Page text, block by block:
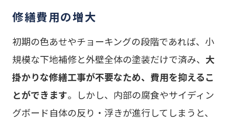
修繕費用の増大
初期の色あせやチョーキングの段階であれば、小
規模な下地補修と外壁全体の塗装だけで済み、 大
掛かりな修繕工事が不要なため、費用を抑えるこ
とができます。しかし、内部の腐食やサイディン
グボード自体の反り・浮きが進行してしまうと、